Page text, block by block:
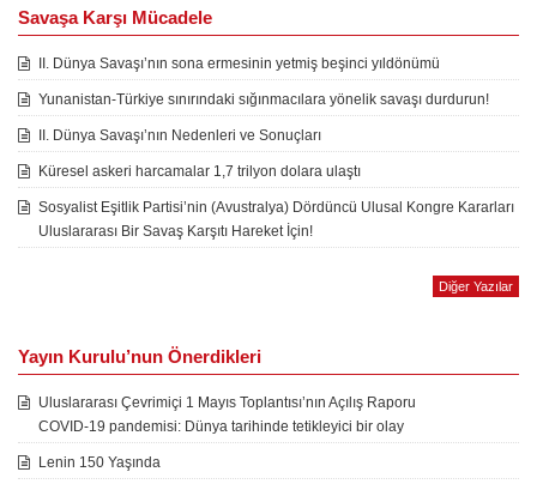
Savaşa Karşı Mücadele
II. Dünya Savaşı’nın sona ermesinin yetmiş beşinci yıldönümü
Yunanistan-Türkiye sınırındaki sığınmacılara yönelik savaşı durdurun!
II. Dünya Savaşı’nın Nedenleri ve Sonuçları
Küresel askeri harcamalar 1,7 trilyon dolara ulaştı
Sosyalist Eşitlik Partisi’nin (Avustralya) Dördüncü Ulusal Kongre Kararları
Uluslararası Bir Savaş Karşıtı Hareket İçin!
Diğer Yazılar
Yayın Kurulu’nun Önerdikleri
Uluslararası Çevrimiçi 1 Mayıs Toplantısı’nın Açılış Raporu
COVID-19 pandemisi: Dünya tarihinde tetikleyici bir olay
Lenin 150 Yaşında